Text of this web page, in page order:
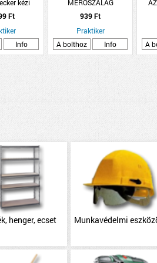
kézi
Ft
Info
MÉRŐSZALAG
5MX19MM
&quot;PRAKTIKER&quot;
939 Ft
Praktiker
A bolthoz
Info
A
henger, ecset Munkavédelmi